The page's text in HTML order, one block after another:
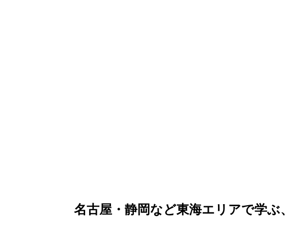
名古屋・静岡など東海エリアで学ぶ